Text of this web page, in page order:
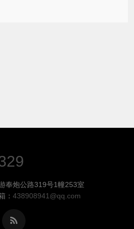
奉炮公路319号1幢253室
： 438908941@qq.com